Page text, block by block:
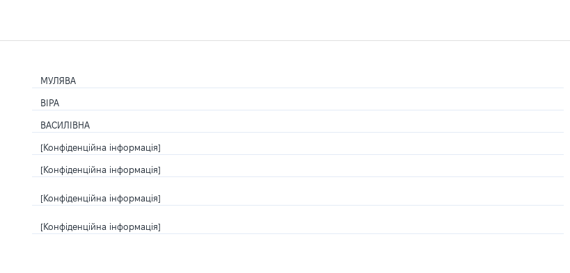
МУЛЯВА
ВІРА
ВАСИЛІВНА
[Конфіденційна інформація]
[Конфіденційна інформація]
[Конфіденційна інформація]
[Конфіденційна інформація]